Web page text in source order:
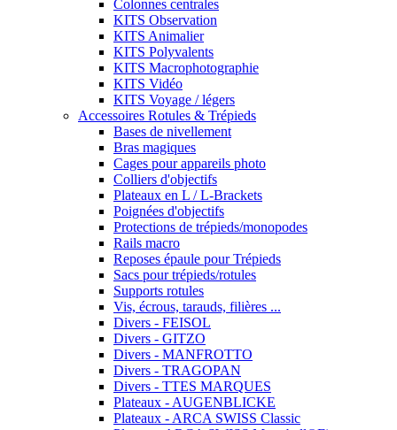
Colonnes centrales
KITS Observation
KITS Animalier
KITS Polyvalents
KITS Macrophotographie
KITS Vidéo
KITS Voyage / légers
Accessoires Rotules & Trépieds
Bases de nivellement
Bras magiques
Cages pour appareils photo
Colliers d'objectifs
Plateaux en L / L-Brackets
Poignées d'objectifs
Protections de trépieds/monopodes
Rails macro
Reposes épaule pour Trépieds
Sacs pour trépieds/rotules
Supports rotules
Vis, écrous, tarauds, filières ...
Divers - FEISOL
Divers - GITZO
Divers - MANFROTTO
Divers - TRAGOPAN
Divers - TTES MARQUES
Plateaux - AUGENBLICKE
Plateaux - ARCA SWISS Classic